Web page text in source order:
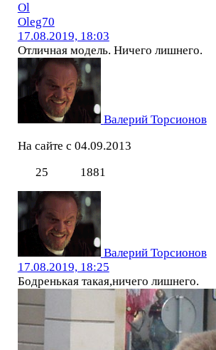
Ol
Oleg70
17.08.2019, 18:03
Отличная модель. Ничего лишнего.
Валерий Торсионов
На сайте с 04.09.2013
25
1881
Валерий Торсионов
17.08.2019, 18:25
Бодренькая такая,ничего лишнего.